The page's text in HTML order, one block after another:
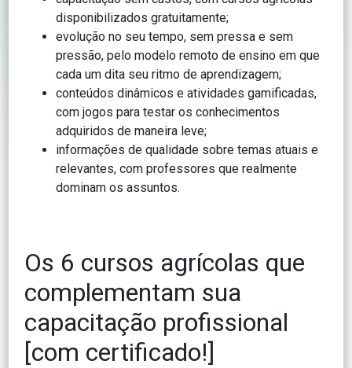
disponibilizados gratuitamente;
evolução no seu tempo, sem pressa e sem
pressão, pelo modelo remoto de ensino em que
cada um dita seu ritmo de aprendizagem;
conteúdos dinâmicos e atividades gamificadas,
com jogos para testar os conhecimentos
adquiridos de maneira leve;
informações de qualidade sobre temas atuais e
relevantes, com professores que realmente
dominam os assuntos.
Os 6 cursos agrícolas que
complementam sua
capacitação profissional
[com certificado!]